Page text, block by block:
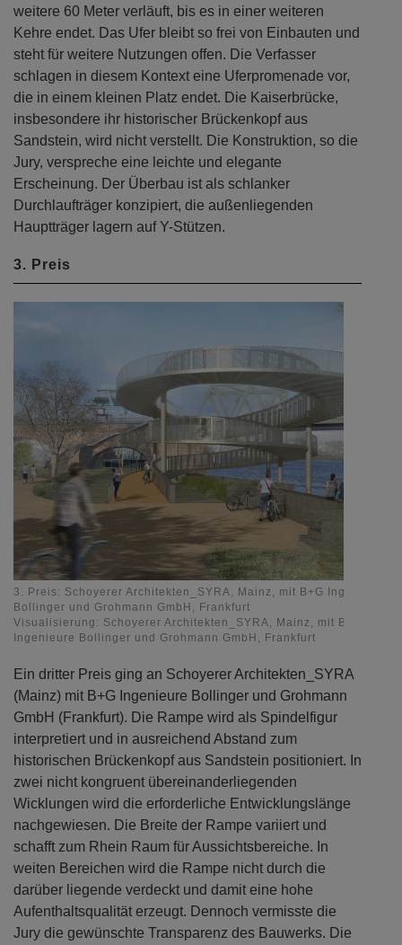
weitere 60 Meter verläuft, bis es in einer weiteren
Kehre endet. Das Ufer bleibt so frei von Einbauten und
steht für weitere Nutzungen offen. Die Verfasser
schlagen in diesem Kontext eine Uferpromenade vor,
die in einem kleinen Platz endet. Die Kaiserbrücke,
insbesondere ihr historischer Brückenkopf aus
Sandstein, wird nicht verstellt. Die Konstruktion, so die
Jury, verspreche eine leichte und elegante
Erscheinung. Der Überbau ist als schlanker
Durchlaufträger konzipiert, die außenliegenden
Hauptträger lagern auf Y-Stützen.
3. Preis
3. Preis: Schoyerer Architekten_SYRA, Mainz, mit B+G Ingenieure
Bollinger und Grohmann GmbH, Frankfurt
Visualisierung: Schoyerer Architekten_SYRA, Mainz, mit B+G
Ingenieure Bollinger und Grohmann GmbH, Frankfurt
Ein dritter Preis ging an Schoyerer Architekten_SYRA
(Mainz) mit B+G Ingenieure Bollinger und Grohmann
GmbH (Frankfurt). Die Rampe wird als Spindelfigur
interpretiert und in ausreichend Abstand zum
historischen Brückenkopf aus Sandstein positioniert. In
zwei nicht kongruent übereinanderliegenden
Wicklungen wird die erforderliche Entwicklungslänge
nachgewiesen. Die Breite der Rampe variiert und
schafft zum Rhein Raum für Aussichtsbereiche. In
weiten Bereichen wird die Rampe nicht durch die
darüber liegende verdeckt und damit eine hohe
Aufenthaltsqualität erzeugt. Dennoch vermisste die
Jury die gewünschte Transparenz des Bauwerks. Die